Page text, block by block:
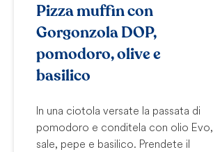
Pizza muffin con
Gorgonzola DOP,
pomodoro, olive e
basilico
In una ciotola versate la passata di
pomodoro e conditela con olio Evo,
sale, pepe e basilico. Prendete il